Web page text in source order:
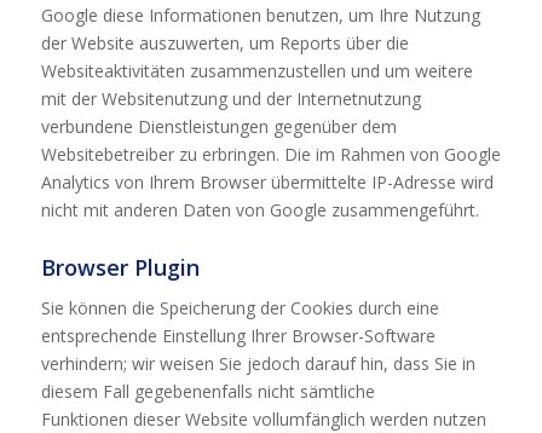
Google diese Informationen benutzen, um Ihre Nutzung
der Website auszuwerten, um Reports über die
Websiteaktivitäten zusammenzustellen und um weitere
mit der Websitenutzung und der Internetnutzung
verbundene Dienstleistungen gegenüber dem
Websitebetreiber zu erbringen. Die im Rahmen von Google
Analytics von Ihrem Browser übermittelte IP-Adresse wird
nicht mit anderen Daten von Google zusammengeführt.
Browser Plugin
Sie können die Speicherung der Cookies durch eine
entsprechende Einstellung Ihrer Browser-Software
verhindern; wir weisen Sie jedoch darauf hin, dass Sie in
diesem Fall gegebenenfalls nicht sämtliche
Funktionen dieser Website vollumfänglich werden nutzen